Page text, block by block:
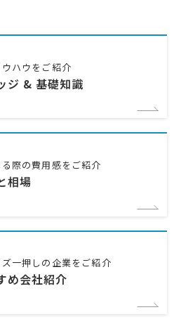
ハウをご紹介
ジ & 基礎知識
際の費用感をご紹介
相場
一押しの企業をご紹介
め会社紹介